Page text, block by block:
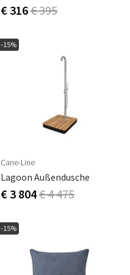
€ 316€ 395
-15%
Cane-Line
Lagoon Außendusche
€ 3 804€ 4 475
-15%